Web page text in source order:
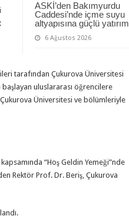
ASKİ’den Bakımyurdu
Caddesi’nde içme suyu
altyapısına güçlü yatırım
6 Ağustos 2026
tarafından Çukurova Üniversitesi
uluslararası öğrencilere
Üniversitesi ve bölümleriyle
“Hoş Geldin Yemeği”nde
Rektör Prof. Dr. Beriş, Çukurova